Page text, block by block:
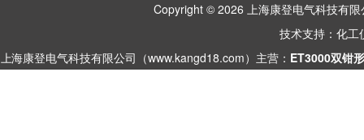
Copyright © 2026 上海康登电气科技有
技术支持： 化工
上海康登电气科技有限公司（www.kangd18.com）主营： ET3000双钳